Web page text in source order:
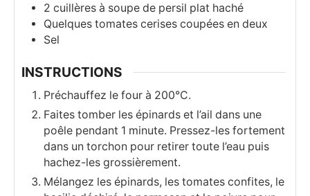
2 cuillères à soupe de persil plat haché
Quelques tomates cerises coupées en deux
Sel
INSTRUCTIONS
Préchauffez le four à 200°C.
Faites tomber les épinards et l’ail dans une
poêle pendant 1 minute. Pressez-les fortement
dans un torchon pour retirer toute l’eau puis
hachez-les grossièrement.
Mélangez les épinards, les tomates confites, le